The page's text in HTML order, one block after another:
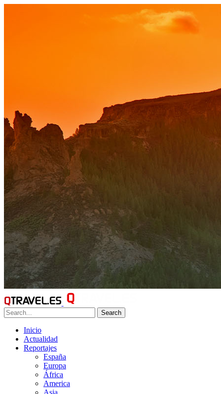
Search
Inicio
Actualidad
Reportajes
España
Europa
África
America
Asia